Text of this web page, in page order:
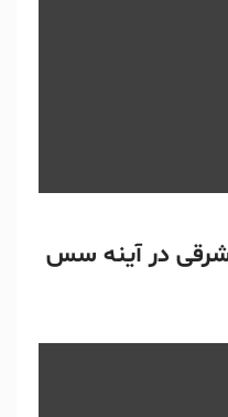
شرقی در آینه سس